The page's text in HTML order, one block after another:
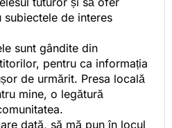
de interes
sunt gândite din
pentru ca informația
de urmărit. Presa locală
mine, o legătură
dată, să mă pun în locul